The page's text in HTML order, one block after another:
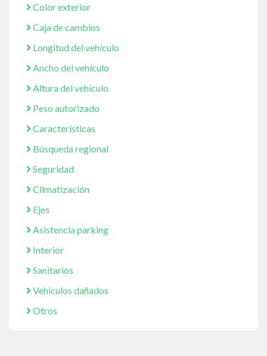
Color exterior
Caja de cambios
Longitud del vehículo
Ancho del vehículo
Altura del vehículo
Peso autorizado
Características
Búsqueda regional
Seguridad
Climatización
Ejes
Asistencia parking
Interior
Sanitarios
Vehículos dañados
Otros